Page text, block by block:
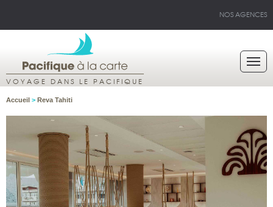
NOS AGENCES
VOYAGE DANS LE PACIFIQUE
Accueil > Reva Tahiti